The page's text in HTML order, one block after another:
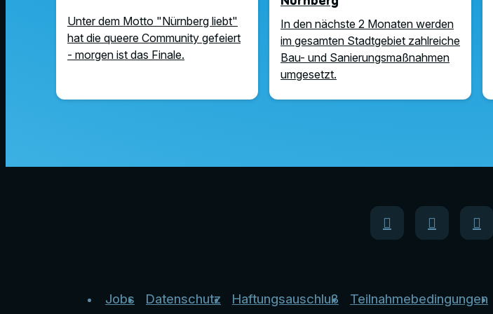
Unter dem Motto "Nürnberg liebt"
hat die queere Community gefeiert
- morgen ist das Finale.
In den nächste 2 Monaten werden
im gesamten Stadtgebiet zahlreiche
Bau- und Sanierungsmaßnahmen
umgesetzt.
Jobs Datenschutz Haftungsauschluß Teilnahmebedingungen